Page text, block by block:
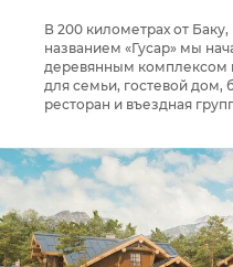
В 200 километрах от
названием «Гусар» мы
деревянным комплексом
для семьи, гостевой дом,
ресторан и въездная